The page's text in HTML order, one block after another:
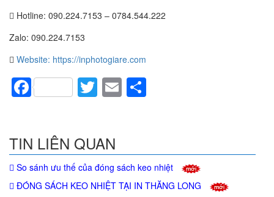
Hotline: 090.224.7153 – 0784.544.222
Zalo: 090.224.7153
Website: https://inphotogiare.com
FacebookTwitter
Email
TIN LIÊN QUAN
So sánh ưu thế của đóng sách keo nhiệt
ĐÓNG SÁCH KEO NHIỆT TẠI IN THĂNG LONG